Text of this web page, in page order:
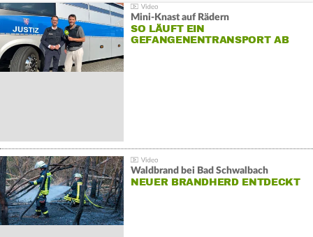
Mini-Knast auf Rädern
SO LÄUFT EIN
GEFANGENENTRANSPORT AB
Waldbrand bei Bad Schwalbach
NEUER BRANDHERD ENTDECKT